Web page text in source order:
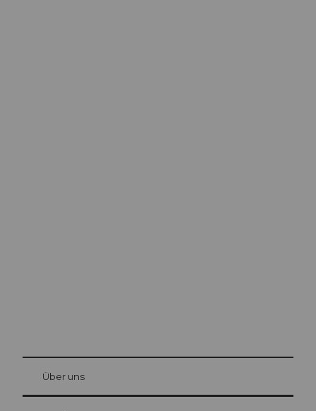
Gästekarte Luzern
at Bre
Über uns